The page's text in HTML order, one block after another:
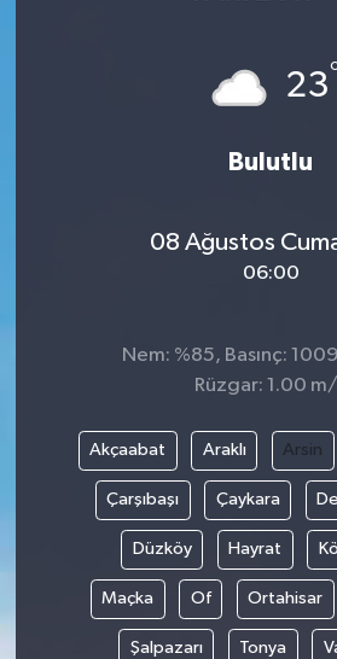
23
Bulutlu
08 Ağustos
06:00
Nem: %85, Basınç:
Rüzgar: 1.00
Akçaabat Araklı Arsin
Çarşıbaşı Çaykara
Düzköy Hayrat
Maçka Of Ortahisar
Şalpazarı Tonya